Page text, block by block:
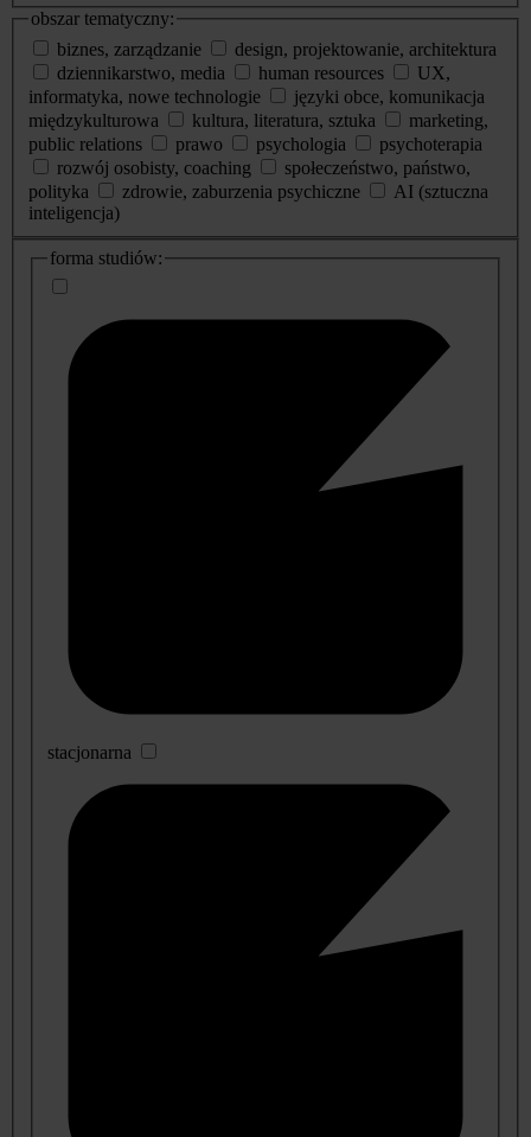
obszar tematyczny:
biznes, zarządzanie
design, projektowanie, architektura
dziennikarstwo, media
human resources
UX,
informatyka, nowe technologie
języki obce, komunikacja
międzykulturowa
kultura, literatura, sztuka
marketing,
public relations
prawo psychologia
psychoterapia
rozwój osobisty, coaching
społeczeństwo, państwo,
polityka
zdrowie, zaburzenia psychiczne
AI (sztuczna
inteligencja)
dodatkowe
informacje
forma studiów:
stacjonarna